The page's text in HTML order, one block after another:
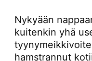
Nykyään
kuitenkin yhä
hamstrannut